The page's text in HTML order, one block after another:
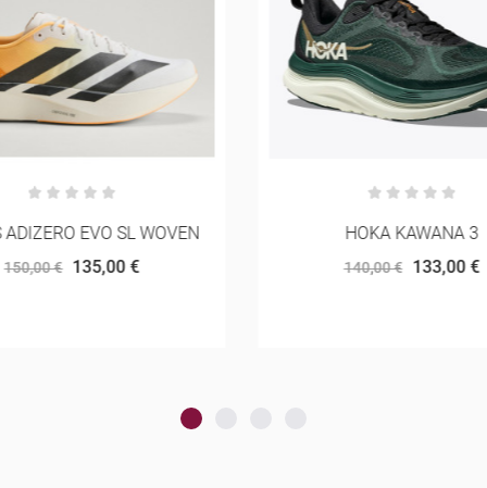
ADIZERO EVO SL WOVEN
150,00 € 135,00 €
HOKA KAWANA 3
140,00 € 133,00 €